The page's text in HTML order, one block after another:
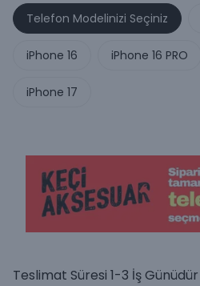
Telefon Modelinizi Seçiniz
iPhone 16 iPhone 16 PRO
iPhone 17
Teslimat Süresi 1-3 İş Günüdür